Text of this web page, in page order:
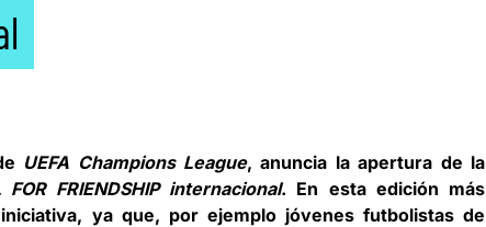
UEFA Champions League, anuncia la apertura de la
FOR FRIENDSHIP internacional. En esta edición más
ya que, por ejemplo jóvenes futbolistas de